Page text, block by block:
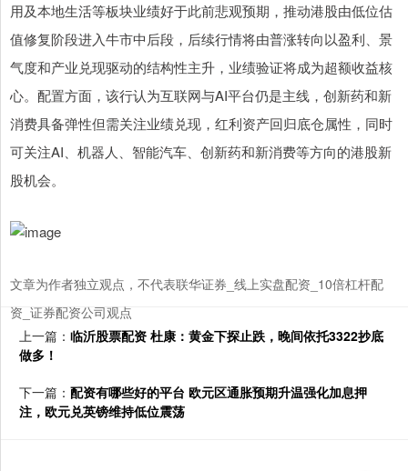
用及本地生活等板块业绩好于此前悲观预期，推动港股由低位估
值修复阶段进入牛市中后段，后续行情将由普涨转向以盈利、景
气度和产业兑现驱动的结构性主升，业绩验证将成为超额收益核
心。配置方面，该行认为互联网与AI平台仍是主线，创新药和新
消费具备弹性但需关注业绩兑现，红利资产回归底仓属性，同时
可关注AI、机器人、智能汽车、创新药和新消费等方向的港股新
股机会。
文章为作者独立观点，不代表联华证券_线上实盘配资_10倍杠杆配
资_证券配资公司观点
上一篇： 临沂股票配资 杜康：黄金下探止跌，晚间依托3322抄底
做多！
下一篇： 配资有哪些好的平台 欧元区通胀预期升温强化加息押
注，欧元兑英镑维持低位震荡